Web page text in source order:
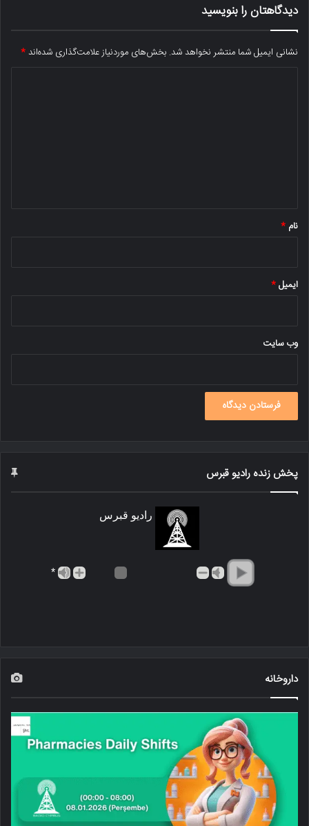
دیدگاهتان را بنویسید
نشانی ایمیل شما منتشر نخواهد شد. بخش‌های موردنیاز علامت‌گذاری شده‌اند*
نام *
ایمیل*
وب‌ سایت
پخش زنده رادیو قبرس
رادیو قبرس
*
داروخانه